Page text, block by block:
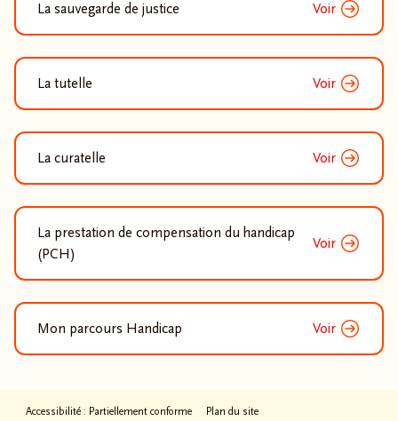
La sauvegarde de justice Voir
La tutelle Voir
La curatelle Voir
La prestation de compensation du handicap
(PCH)
Voir
Mon parcours Handicap Voir
Accessibilité : Partiellement conforme Plan du site